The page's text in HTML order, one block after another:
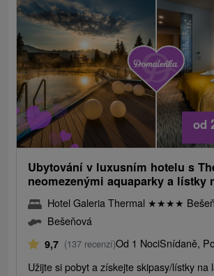
od
Ubytování v luxusním hotelu s
neomezenými aquaparky a lístky
Hotel Galeria Thermal ★★★★
Bešeňová
9,7 (137 recenzí)Od 1 NociSnídaně,
Užijte si pobyt a získejte skipasy/lístky na